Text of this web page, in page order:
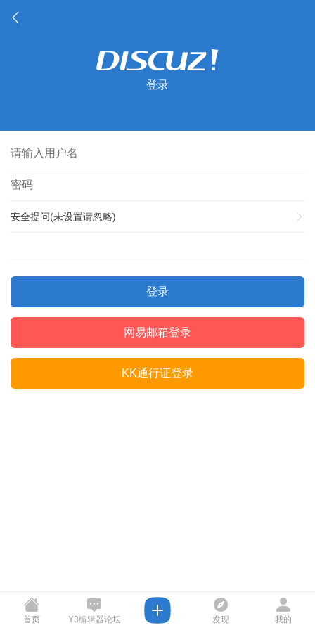
登录
安全提问(未设置请忽略)
登录
网易邮箱登录
KK通行证登录
首页 Y3编辑器论坛 发现 我的